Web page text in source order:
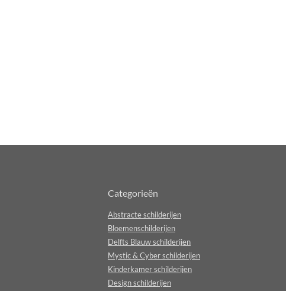
Categorieën
Abstracte schilderijen
Bloemenschilderijen
Delfts Blauw schilderijen
Mystic & Cyber schilderijen
Kinderkamer schilderijen
Design schilderijen